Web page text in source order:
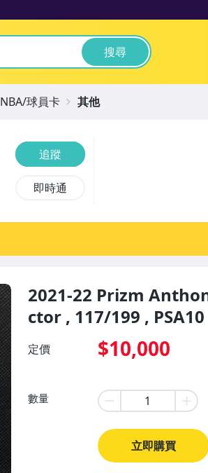
搜尋
2021-22 Prizm
ctor , 117/199 , PSA10
定價 $10,000
數量
立即購買
追蹤
即時通
NBA/球員卡 其他